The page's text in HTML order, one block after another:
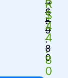
R
$
5
9
.
8
0
R
$
4
4
.
8
0